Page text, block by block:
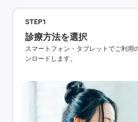
STEP1
診療方法を選択
スマートフォン・タブレットでご利用
ンロードします。